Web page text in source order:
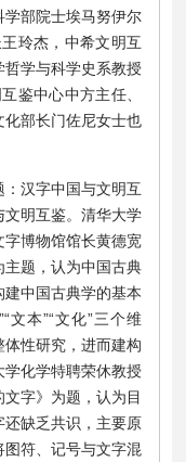
部院士埃马努伊尔
玲杰，中希文明互
学与科学史系教授
鉴中心中方主任、
部长门佐尼女士也
汉字中国与文明互
明互鉴。清华大学
字博物馆馆长黄德宽
主题，认为中国古典
中国古典学的基本
文本”“文化”三个维
性研究，进而建构
化学特聘荣休教授
字》为题，认为目
缺乏共识，主要原
符、记号与文字混